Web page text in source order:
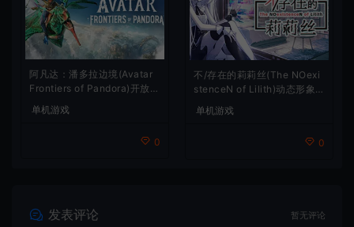
阿凡达：潘多拉边境(Avatar
Frontiers of Pandora)开放世
界冒险游戏
单机游戏
0
不/存在的莉莉丝(The NOexi
stenceN of Lilith)动态形象
单机游戏
0
发表评论 暂无评论